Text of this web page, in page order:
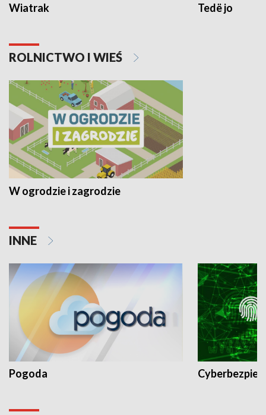
Wiatrak Tedë jo
ROLNICTWO I WIEŚ
W ogrodzie i zagrodzie
INNE
Pogoda